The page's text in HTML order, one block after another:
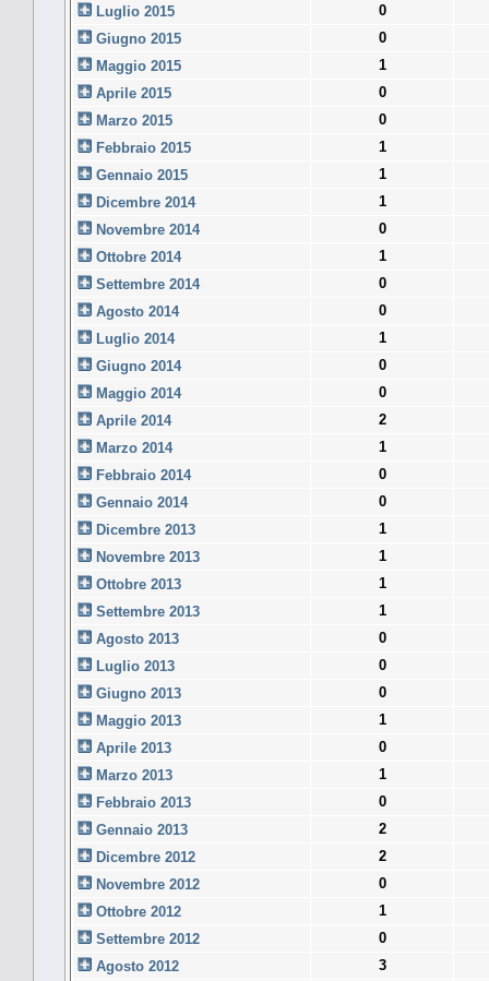
Luglio 2015
0
Giugno 2015
0
Maggio 2015
1
Aprile 2015
0
Marzo 2015
0
Febbraio 2015
1
Gennaio 2015
1
Dicembre 2014
1
Novembre 2014
0
Ottobre 2014
1
Settembre 2014
0
Agosto 2014
0
Luglio 2014
1
Giugno 2014
0
Maggio 2014
0
Aprile 2014
2
Marzo 2014
1
Febbraio 2014
0
Gennaio 2014
0
Dicembre 2013
1
Novembre 2013
1
Ottobre 2013
1
Settembre 2013
1
Agosto 2013
0
Luglio 2013
0
Giugno 2013
0
Maggio 2013
1
Aprile 2013
0
Marzo 2013
1
Febbraio 2013
0
Gennaio 2013
2
Dicembre 2012
2
Novembre 2012
0
Ottobre 2012
1
Settembre 2012
0
Agosto 2012
3